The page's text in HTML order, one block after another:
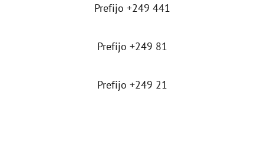
Prefijo +249 441
Prefijo +249 81
Prefijo +249 21